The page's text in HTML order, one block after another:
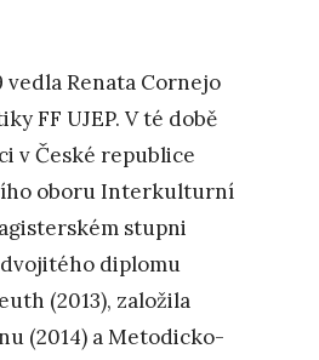
vedla Renata Cornejo
FF UJEP. V té době
v České republice
oboru Interkulturní
stupni
diplomu
(2013), založila
(2014) a Metodicko-